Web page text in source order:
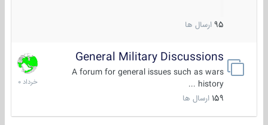
95 ارسال ها
General Military Discussions
A forum for general issues such as wars
history ...
159 ارسال ها
10
خرداد
1400